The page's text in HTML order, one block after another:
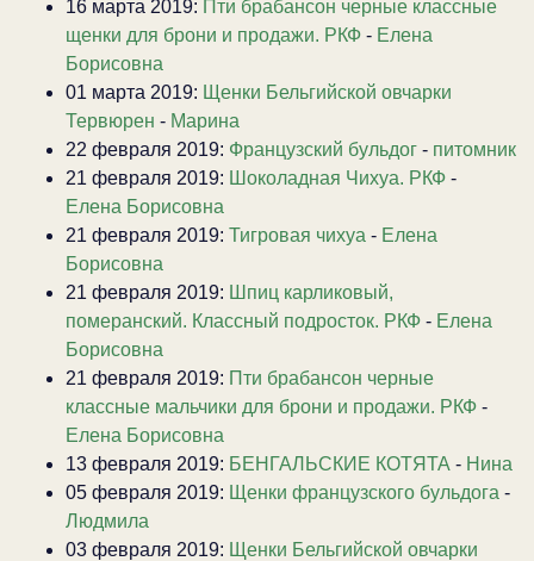
16 марта 2019: Пти брабансон черные классные
щенки для брони и продажи. РКФ - Елена
Борисовна
01 марта 2019: Щенки Бельгийской овчарки
Тервюрен - Марина
22 февраля 2019: Французский бульдог - питомник
21 февраля 2019: Шоколадная Чихуа. РКФ -
Елена Борисовна
21 февраля 2019: Тигровая чихуа - Елена
Борисовна
21 февраля 2019: Шпиц карликовый,
померанский. Классный подросток. РКФ - Елена
Борисовна
21 февраля 2019: Пти брабансон черные
классные мальчики для брони и продажи. РКФ -
Елена Борисовна
13 февраля 2019: БЕНГАЛЬСКИЕ КОТЯТА - Нина
05 февраля 2019: Щенки французского бульдога -
Людмила
03 февраля 2019: Щенки Бельгийской овчарки